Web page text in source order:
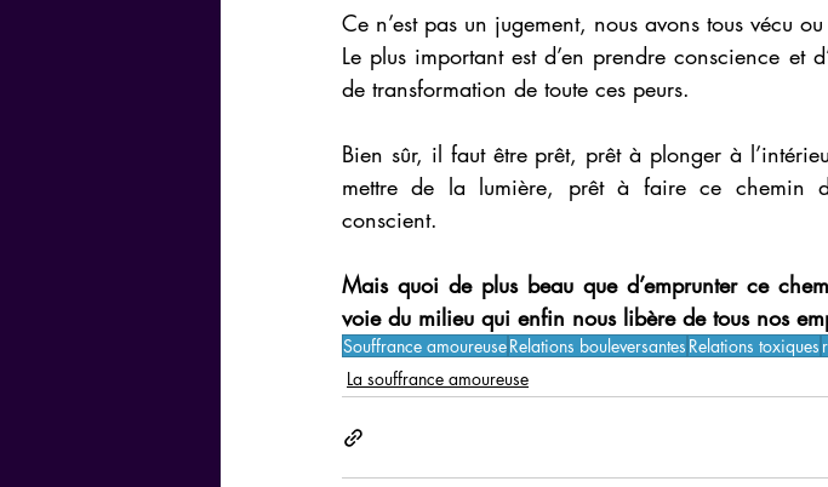
Ce n’est pas un jugement, nous avons tous vécu
Le plus important est d’en prendre conscience et
de transformation de toute ces peurs.
Bien sûr, il faut être prêt, prêt à plonger à
mettre de la lumière, prêt à faire ce chemin
conscient.
Mais quoi de plus beau que d’emprunter ce
voie du milieu qui enfin nous libère de tous nos
Souffrance amoureuseRelations bouleversantes Relations toxiques
La souffrance amoureuse